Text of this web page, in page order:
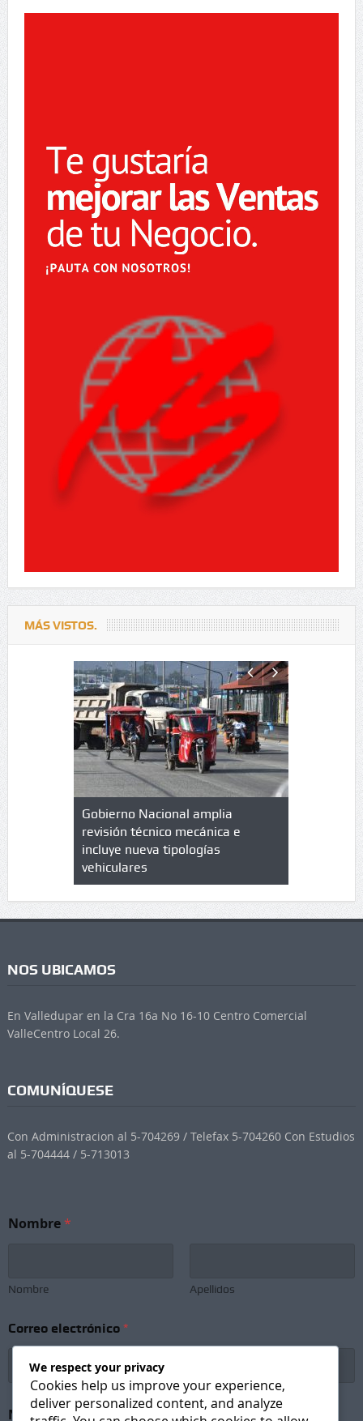
MÁS VISTOS.
en
Gobierno Nacional amplia
revisión técnico mecánica e
incluye nueva tipologías
vehiculares
Qué es
cuáles
NOS UBICAMOS
En Valledupar en la Cra 16a No 16-10 Centro Comercial
ValleCentro Local 26.
COMUNÍQUESE
Con Administracion al 5-704269 / Telefax 5-704260 Con Estudios
al 5-704444 / 5-713013
Nombre*
Nombre Apellidos
Correo electrónico *
Newsletter Subscription*
We respect your privacy
Cookies help us improve your experience,
deliver personalized content, and analyze